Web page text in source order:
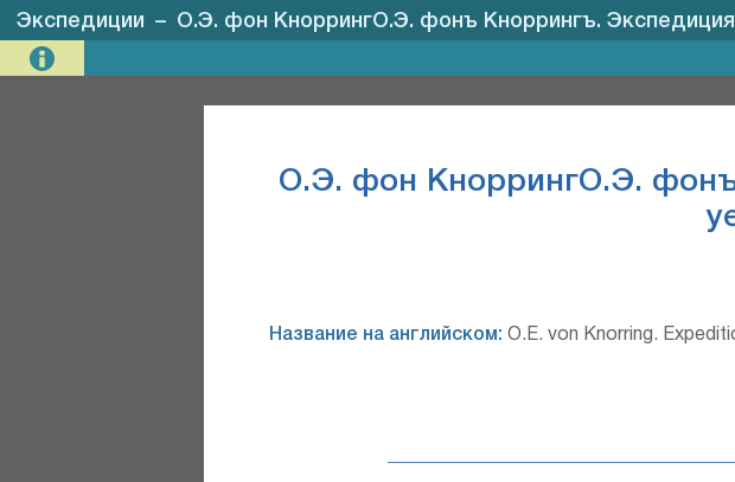
Экспедиции – О.Э. фон КноррингО.Э. фонъ Кноррингъ. Экспедиция
О.Э. фон КноррингО.Э.
Название на английском: O.E. von Knorring.